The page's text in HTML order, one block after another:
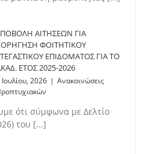
ΑΙΤΗΣΕΩΝ ΓΙΑ
ΦΟΙΤΗΤΙΚΟΥ
ΕΠΙΔΟΜΑΤΟΣ ΓΙΑ ΤΟ
ΕΤΟΣ 2025-2026
2026 | Ανακοινώσεις
ότι σύμφωνα με Δελτίο
του [...]